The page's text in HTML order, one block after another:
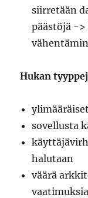
siirretään
päästöjä ->
Hukan
sovellusta
halutaan
väärä
vaatimuksia